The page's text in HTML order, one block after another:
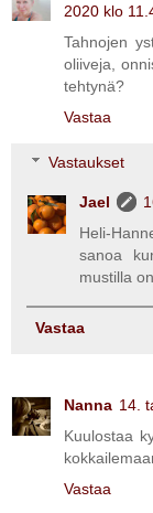
2020 klo
Tahnojen
oliiveja,
tehtynä?
Vastaa
Vastaukset
Jael
Heli-
sanoa
mustilla
Vastaa
Nanna 14.
Kuulostaa
Vastaa